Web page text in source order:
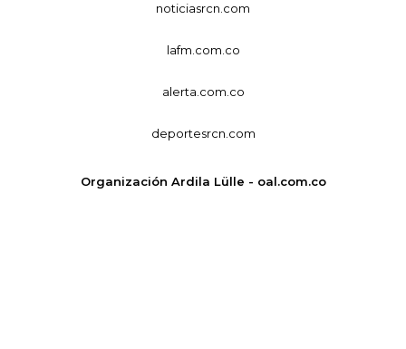
noticiasrcn.com
lafm.com.co
alerta.com.co
deportesrcn.com
Organización Ardila Lülle - oal.com.co